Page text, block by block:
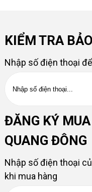
KIỂM TRA
Nhập số điện thoại
ĐĂNG KÝ
QUANG ĐÔNG
Nhập số điện thoại
khi mua hàng